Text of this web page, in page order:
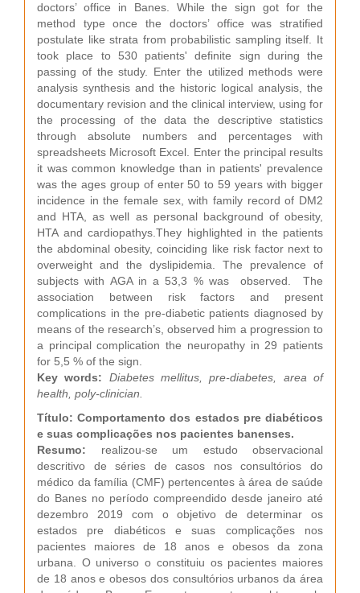
doctors’ office in Banes. While the sign got for the
method type once the doctors’ office was stratified
postulate like strata from probabilistic sampling itself. It
took place to 530 patients' definite sign during the
passing of the study. Enter the utilized methods were
analysis synthesis and the historic logical analysis, the
documentary revision and the clinical interview, using for
the processing of the data the descriptive statistics
through absolute numbers and percentages with
spreadsheets Microsoft Excel. Enter the principal results
it was common knowledge than in patients' prevalence
was the ages group of enter 50 to 59 years with bigger
incidence in the female sex, with family record of DM2
and HTA, as well as personal background of obesity,
HTA and cardiopathys.They highlighted in the patients
the abdominal obesity, coinciding like risk factor next to
overweight and the dyslipidemia. The prevalence of
subjects with AGA in a 53,3 % was observed. The
association between risk factors and present
complications in the pre-diabetic patients diagnosed by
means of the research’s, observed him a progression to
a principal complication the neuropathy in 29 patients
for 5,5 % of the sign.
Key words: Diabetes mellitus, pre-diabetes, area of
health, poly-clinician.
Título: Comportamento dos estados pre diabéticos
e suas complicações nos pacientes banenses.
Resumo: realizou-se um estudo observacional
descritivo de séries de casos nos consultórios do
médico da família (CMF) pertencentes à área de saúde
do Banes no período compreendido desde janeiro até
dezembro 2019 com o objetivo de determinar os
estados pre diabéticos e suas complicações nos
pacientes maiores de 18 anos e obesos da zona
urbana. O universo o constituiu os pacientes maiores
de 18 anos e obesos dos consultórios urbanos da área